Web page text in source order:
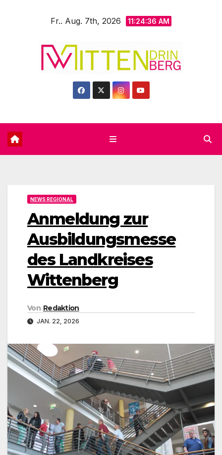
Fr.. Aug. 7th, 2026 11:24:38 AM
NEWS REGIONAL
Anmeldung zur
Ausbildungsmesse
des Landkreises
Wittenberg
Von Redaktion
JAN. 22, 2026